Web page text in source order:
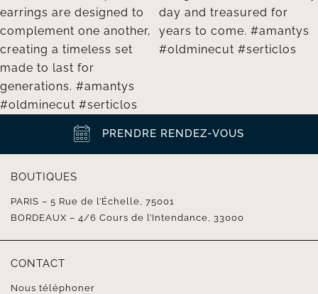
PRENDRE RENDEZ-VOUS
BOUTIQUES
PARIS – 5 Rue de l’Échelle, 75001
BORDEAUX – 4/6 Cours de l’Intendance, 33000
CONTACT
Nous téléphoner